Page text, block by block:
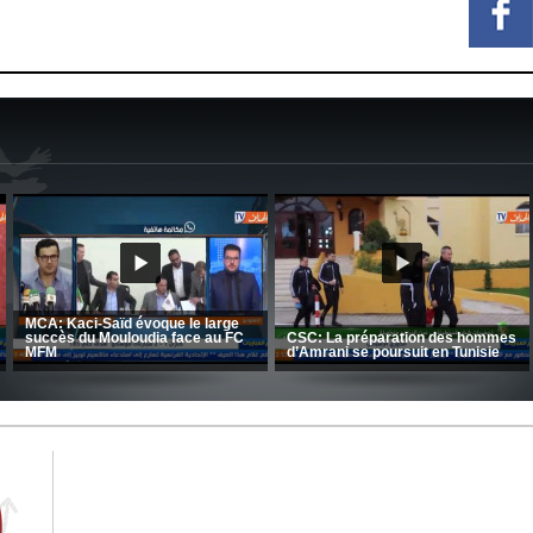
Le message
et Belkebla à
Day de
Entretien avec Moulay Haddou
avec Toufik